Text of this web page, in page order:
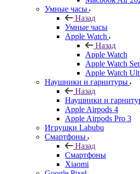
Умные часы
Назад
Умные часы
Apple Watch
Назад
Apple Watch
Apple Watch
Apple Watch
Наушники и гарнитуры
Назад
Наушники и
Apple Airpods 4
Apple Airpods Pro 3
Игрушки Labubu
Смартфоны
Назад
Смартфоны
Xiaomi